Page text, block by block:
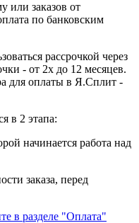
или заказов от
по банковским
рассрочкой через
- от 2х до 12 месяцев.
для оплаты в Я.Сплит -
в 2 этапа:
начинается работа над
заказа, перед
в разделе "Оплата"